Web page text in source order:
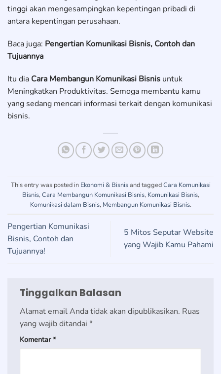
tinggi akan mengesampingkan kepentingan pribadi di
antara kepentingan perusahaan.
Baca juga: Pengertian Komunikasi Bisnis, Contoh dan
Tujuannya
Itu dia Cara Membangun Komunikasi Bisnis untuk
Meningkatkan Produktivitas. Semoga membantu kamu
yang sedang mencari informasi terkait dengan komunikasi
bisnis.
This entry was posted in Ekonomi & Bisnisand taggedCara Komunikasi
Bisnis, Cara Membangun Komunikasi Bisnis, Komunikasi Bisnis,
Komunikasi dalam Bisnis, Membangun Komunikasi Bisnis.
Pengertian Komunikasi
Bisnis, Contoh dan
Tujuannya!
5 Mitos Seputar Website
yang Wajib Kamu Pahami
Tinggalkan Balasan
Alamat email Anda tidak akan dipublikasikan. Ruas
yang wajib ditandai *
Komentar*